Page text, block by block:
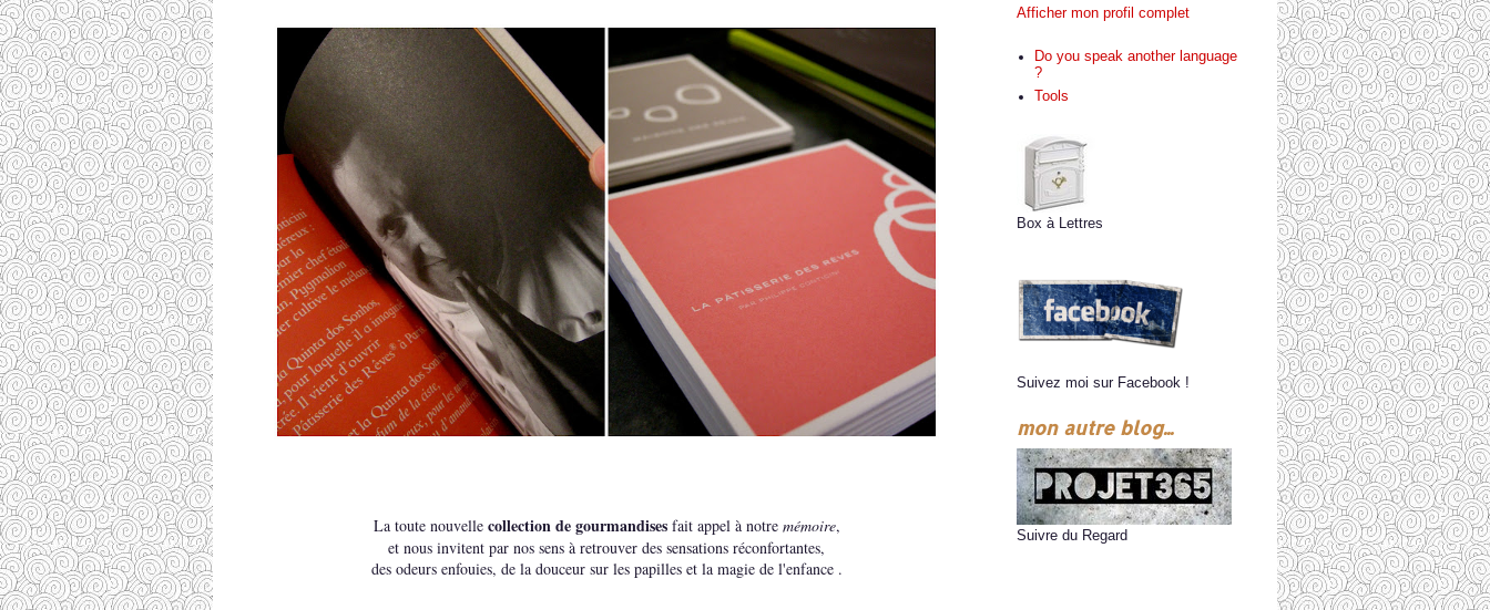
La toute nouvelle collection de gourmandisesfait appel à notre mémoire,
et nous invitent par nos sens à retrouver des sensations réconfortantes,
des odeurs enfouies, de la douceur sur les papilles et la magie de l'enfance .
Afficher mon profil complet
Do you speak another language
?
Tools
Box à Lettres
Suivez moi sur Facebook !
mon autre blog...
Suivre du Regard